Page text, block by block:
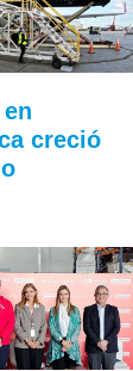
creció